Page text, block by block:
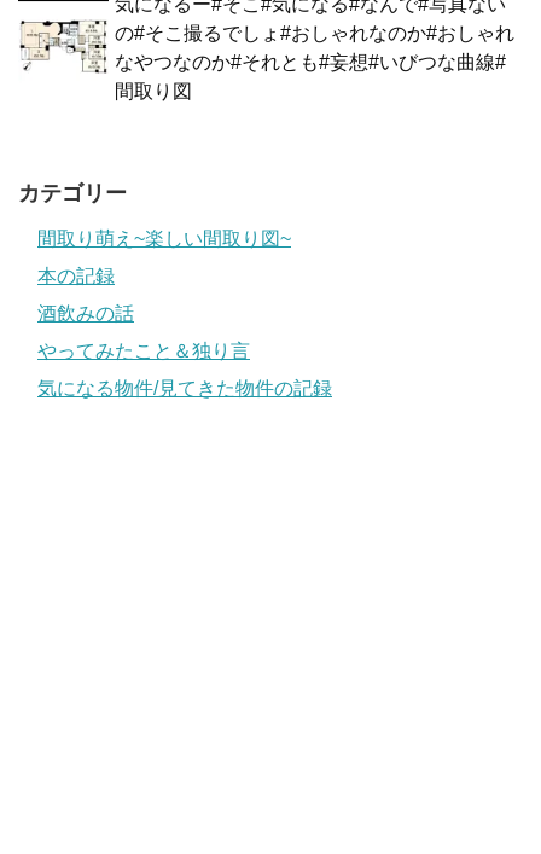
気になるー#そこ#気になる#なんで#写真ない
の#そこ撮るでしょ#おしゃれなのか#おしゃれ
なやつなのか#それとも#妄想#いびつな曲線#
間取り図
カテゴリー
間取り萌え~楽しい間取り図~
本の記録
酒飲みの話
やってみたこと＆独り言
気になる物件/見てきた物件の記録